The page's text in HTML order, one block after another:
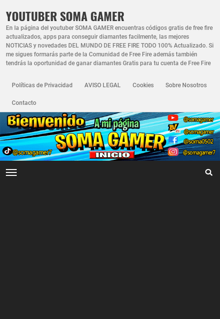
YOUTUBER SOMA GAMER
En la página del youtuber SOMA GAMER encuentras códigos gratis de free fire
actualizados, apps para conseguir diamantes facilmente, las mejores
NOTICIAS y novedades DEL MUNDO DE FREE FIRE TODO 100% Actualizado. Si
me sigues formarás parte de la Comunidad de Free Fire además también
tendrás la oportunidad de ganar diamantes Gratis para tu cuenta de Free Fire
Políticas de Privacidad AVISO LEGAL Cookies Sobre Nosotros
Contacto